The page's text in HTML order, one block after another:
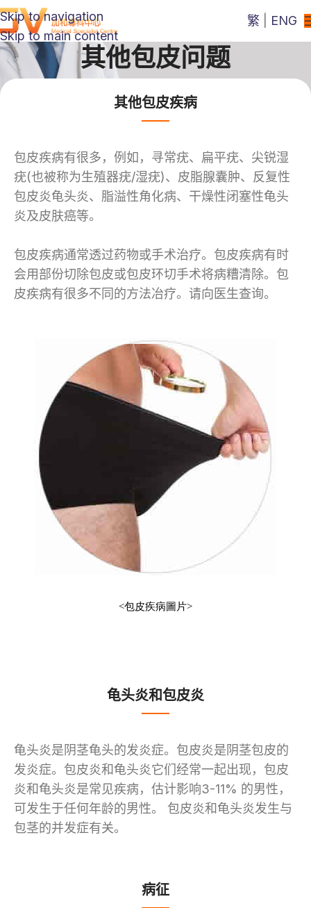
Skip to navigation
Skip to main content
繁 ENG
其他包皮问题
<包皮疾病圖片>
其他包皮疾病
包皮疾病有很多，例如，寻常疣、扁平疣、尖锐湿
疣(也被称为生殖器疣/湿疣)、皮脂腺囊肿、反复性
包皮炎龟头炎、脂溢性角化病、干燥性闭塞性龟头
炎及皮肤癌等。
包皮疾病通常透过药物或手术治疗。包皮疾病有时
会用部份切除包皮或包皮环切手术将病糟清除。包
皮疾病有很多不同的方法冶疗。请向医生查询。
龟头炎和包皮炎
龟头炎是阴茎龟头的发炎症。包皮炎是阴茎包皮的
发炎症。包皮炎和龟头炎它们经常一起出现，包皮
炎和龟头炎是常见疾病，估计影响3-11% 的男性，
可发生于任何年龄的男性。 包皮炎和龟头炎发生与
包茎的并发症有关。
病征